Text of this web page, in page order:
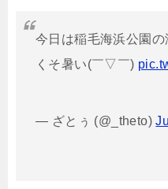
今日は稲毛海浜公園の
くそ暑い(￣▽￣)
— ざとぅ (@_theto)